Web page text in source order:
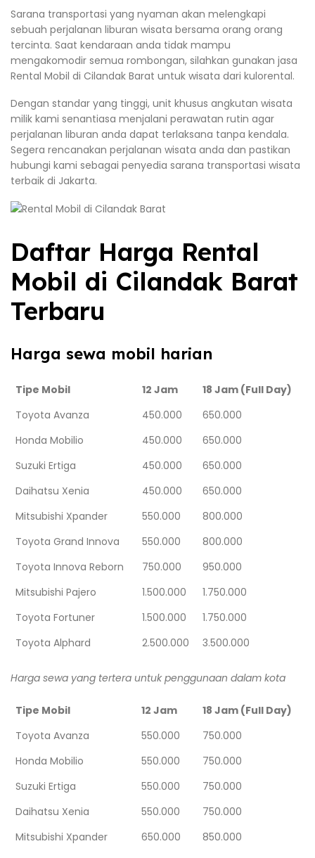
Sarana transportasi yang nyaman akan melengkapi
sebuah perjalanan liburan wisata bersama orang orang
tercinta. Saat kendaraan anda tidak mampu
mengakomodir semua rombongan, silahkan gunakan jasa
Rental Mobil di Cilandak Barat untuk wisata dari kulorental.
Dengan standar yang tinggi, unit khusus angkutan wisata
milik kami senantiasa menjalani perawatan rutin agar
perjalanan liburan anda dapat terlaksana tanpa kendala.
Segera rencanakan perjalanan wisata anda dan pastikan
hubungi kami sebagai penyedia sarana transportasi wisata
terbaik di Jakarta.
Daftar Harga Rental
Mobil di Cilandak Barat
Terbaru
Harga sewa mobil harian
Tipe Mobil 12 Jam
18 Jam (Full Day)
Toyota Avanza
450.000
650.000
Honda Mobilio
450.000
650.000
Suzuki Ertiga
450.000
650.000
Daihatsu Xenia
450.000
650.000
Mitsubishi Xpander
550.000
800.000
Toyota Grand Innova
550.000
800.000
Toyota Innova Reborn
750.000
950.000
Mitsubishi Pajero
1.500.000
1.750.000
Toyota Fortuner
1.500.000
1.750.000
Toyota Alphard
2.500.000 3.500.000
Harga sewa yang tertera untuk penggunaan dalam kota
Tipe Mobil 12 Jam
18 Jam (Full Day)
Toyota Avanza
550.000
750.000
Honda Mobilio
550.000
750.000
Suzuki Ertiga
550.000
750.000
Daihatsu Xenia
550.000
750.000
Mitsubishi Xpander
650.000
850.000